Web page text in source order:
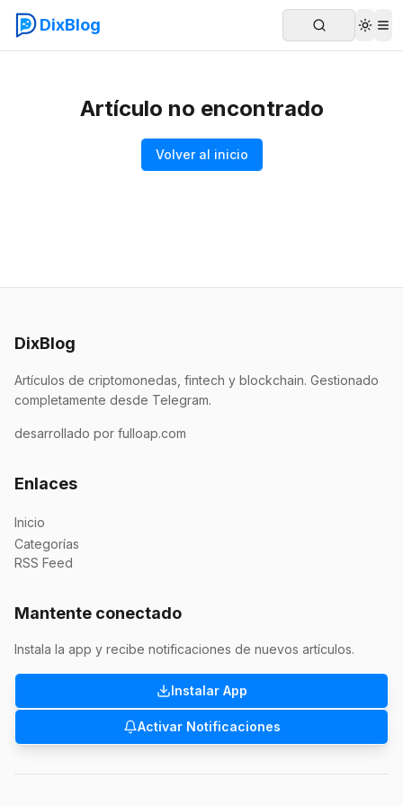
DixBlog
Artículo no encontrado
Volver al inicio
DixBlog
Artículos de criptomonedas, fintech y blockchain. Gestionado
completamente desde Telegram.
desarrollado por fulloap.com
Enlaces
Inicio
Categorías
RSS Feed
Mantente conectado
Instala la app y recibe notificaciones de nuevos artículos.
Instalar App
Activar Notificaciones